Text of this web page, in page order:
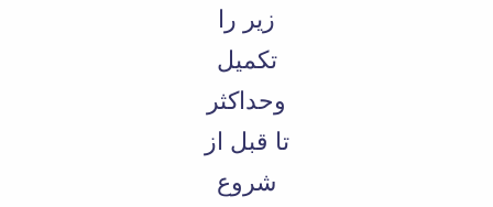
زیر را
تکمیل
وحداکثر
تا قبل از
شروع